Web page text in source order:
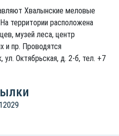
Хвалынские меловые
территории расположена
музей леса, центр
и пр. Проводятся
ул. Октябрьская, д. 2-б, тел. +7